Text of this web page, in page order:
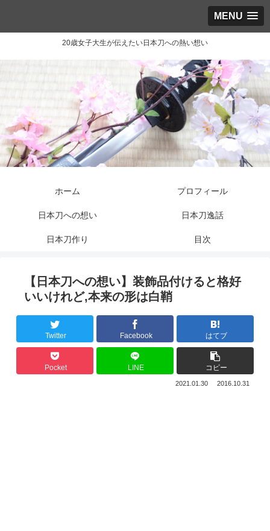
MENU
20歳女子大生が伝えたい日本刀への熱い想い
ホーム プロフィール
日本刀への想い 日本刀逸話
日本刀作り 目次
【日本刀への想い】装飾品付けると格好
いいけれど,本来の形は白鞘
Twitter Facebook はてブ
Pocket LINE コピー
2021.01.30 2016.10.31